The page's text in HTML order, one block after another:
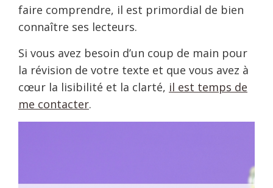
faire comprendre, il est primordial de bien
connaître ses lecteurs.
Si vous avez besoin d’un coup de main pour
la révision de votre texte et que vous avez à
cœur la lisibilité et la clarté, il est temps de
me contacter.